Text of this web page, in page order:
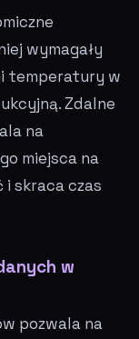
wymagały
temperatury w
Zdalne
na
miejsca na
i skraca czas
w
pozwala na